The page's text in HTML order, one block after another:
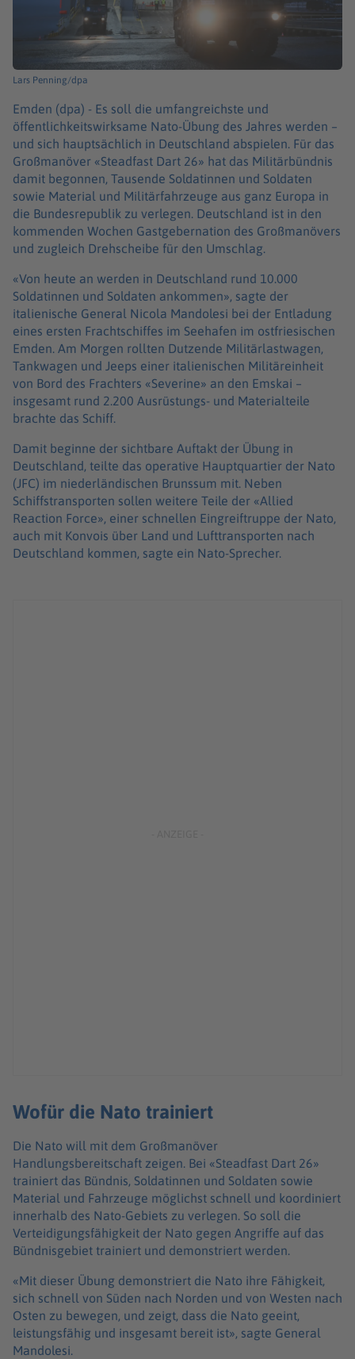
Lars Penning/dpa
Emden (dpa) - Es soll die umfangreichste und
öffentlichkeitswirksame Nato-Übung des Jahres werden –
und sich hauptsächlich in Deutschland abspielen. Für das
Großmanöver «Steadfast Dart 26» hat das Militärbündnis
damit begonnen, Tausende Soldatinnen und Soldaten
sowie Material und Militärfahrzeuge aus ganz Europa in
die Bundesrepublik zu verlegen. Deutschland ist in den
kommenden Wochen Gastgebernation des Großmanövers
und zugleich Drehscheibe für den Umschlag.
«Von heute an werden in Deutschland rund 10.000
Soldatinnen und Soldaten ankommen», sagte der
italienische General Nicola Mandolesi bei der Entladung
eines ersten Frachtschiffes im Seehafen im ostfriesischen
Emden. Am Morgen rollten Dutzende Militärlastwagen,
Tankwagen und Jeeps einer italienischen Militäreinheit
von Bord des Frachters «Severine» an den Emskai –
insgesamt rund 2.200 Ausrüstungs- und Materialteile
brachte das Schiff.
Damit beginne der sichtbare Auftakt der Übung in
Deutschland, teilte das operative Hauptquartier der Nato
(JFC) im niederländischen Brunssum mit. Neben
Schiffstransporten sollen weitere Teile der «Allied
Reaction Force», einer schnellen Eingreiftruppe der Nato,
auch mit Konvois über Land und Lufttransporten nach
Deutschland kommen, sagte ein Nato-Sprecher.
Wofür die Nato trainiert
Die Nato will mit dem Großmanöver
Handlungsbereitschaft zeigen. Bei «Steadfast Dart 26»
trainiert das Bündnis, Soldatinnen und Soldaten sowie
Material und Fahrzeuge möglichst schnell und koordiniert
innerhalb des Nato-Gebiets zu verlegen. So soll die
Verteidigungsfähigkeit der Nato gegen Angriffe auf das
Bündnisgebiet trainiert und demonstriert werden.
«Mit dieser Übung demonstriert die Nato ihre Fähigkeit,
sich schnell von Süden nach Norden und von Westen nach
Osten zu bewegen, und zeigt, dass die Nato geeint,
leistungsfähig und insgesamt bereit ist», sagte General
Mandolesi.